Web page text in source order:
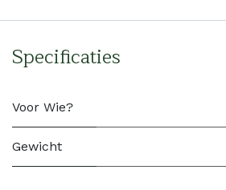
Specificaties
Voor Wie?
Gewicht